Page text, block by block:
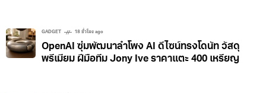
GADGET 18 ชั่วโมง ago
OpenAI ซุ่มพัฒนาลำโพง AI ดีไซน์ทรงโดนัท วัสดุ
พรีเมียม ฝีมือทีม Jony Ive ราคาแตะ 400 เหรียญ